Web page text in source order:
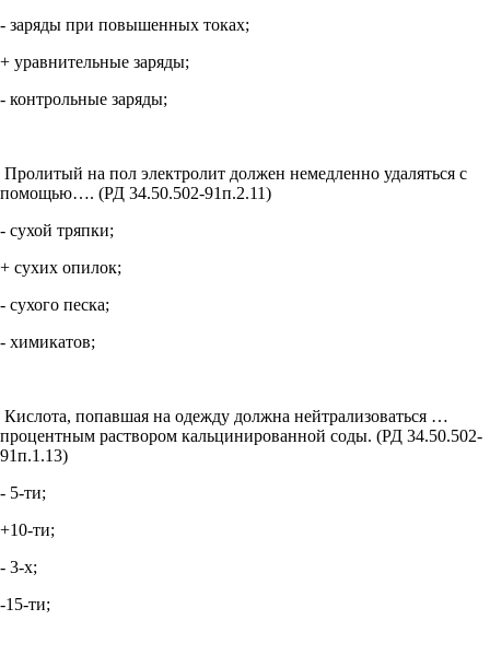
- заряды при повышенных токах;
+ уравнительные заряды;
- контрольные заряды;
Пролитый на пол электролит должен немедленно удаляться с
помощью…. (РД 34.50.502-91п.2.11)
- сухой тряпки;
+ сухих опилок;
- сухого песка;
- химикатов;
Кислота, попавшая на одежду должна нейтрализоваться …
процентным раствором кальцинированной соды. (РД 34.50.502-
91п.1.13)
- 5-ти;
+10-ти;
- 3-х;
-15-ти;